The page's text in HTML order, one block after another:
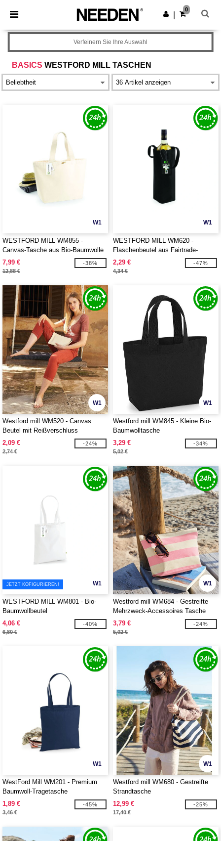
× Needen App
Bessere Preise in der App!
App holen
0
BASICS WESTFORD MILL TASCHEN
Verfeinern Sie Ihre Auswahl
W1
WESTFORD MILL WM855 -
Canvas-Tasche aus Bio-Baumwolle
7,99 €
12,88 €
-38%
W1
WESTFORD MILL WM620 -
Flaschenbeutel aus Fairtrade-
Baumwolle
2,29 €
4,34 €
-47%
W1
Westford mill WM520 - Canvas
Beutel mit Reißverschluss
2,09 €
2,74 €
-24%
W1
Westford mill WM845 - Kleine Bio-
Baumwolltasche
3,29 €
5,02 €
-34%
W1
JETZT KOFIGURIEREN!
WESTFORD MILL WM801 - Bio-
Baumwollbeutel
4,06 €
6,80 €
-40%
W1
Westford mill WM684 - Gestreifte
Mehrzweck-Accessoires Tasche
3,79 €
5,02 €
-24%
W1
WestFord Mill WM201 - Premium
Baumwoll-Tragetasche
1,89 €
3,46 €
-45%
W1
Westford mill WM680 - Gestreifte
Strandtasche
12,99 €
17,40 €
-25%